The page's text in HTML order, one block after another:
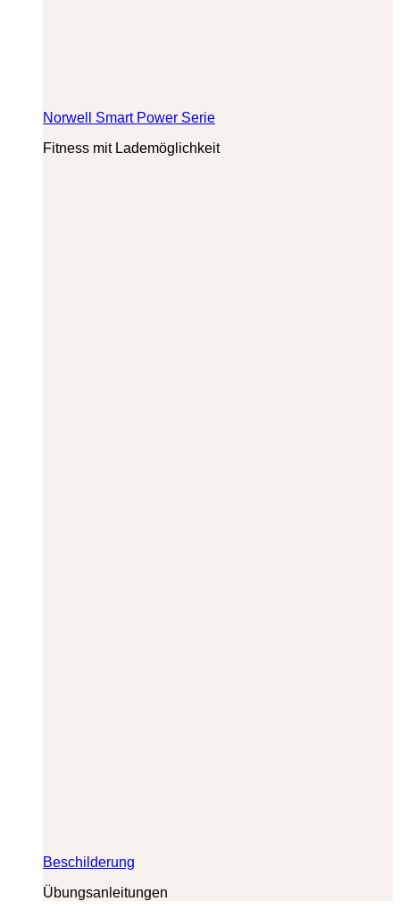
Norwell Smart Power Serie
Fitness mit Lademöglichkeit
Beschilderung
Übungsanleitungen